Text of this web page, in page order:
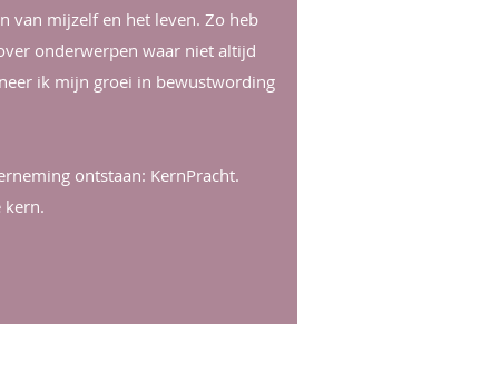
van mijzelf en het leven. Zo heb
onderwerpen waar niet altijd
ik mijn groei in bewustwording
ontstaan: KernPracht.
kern.